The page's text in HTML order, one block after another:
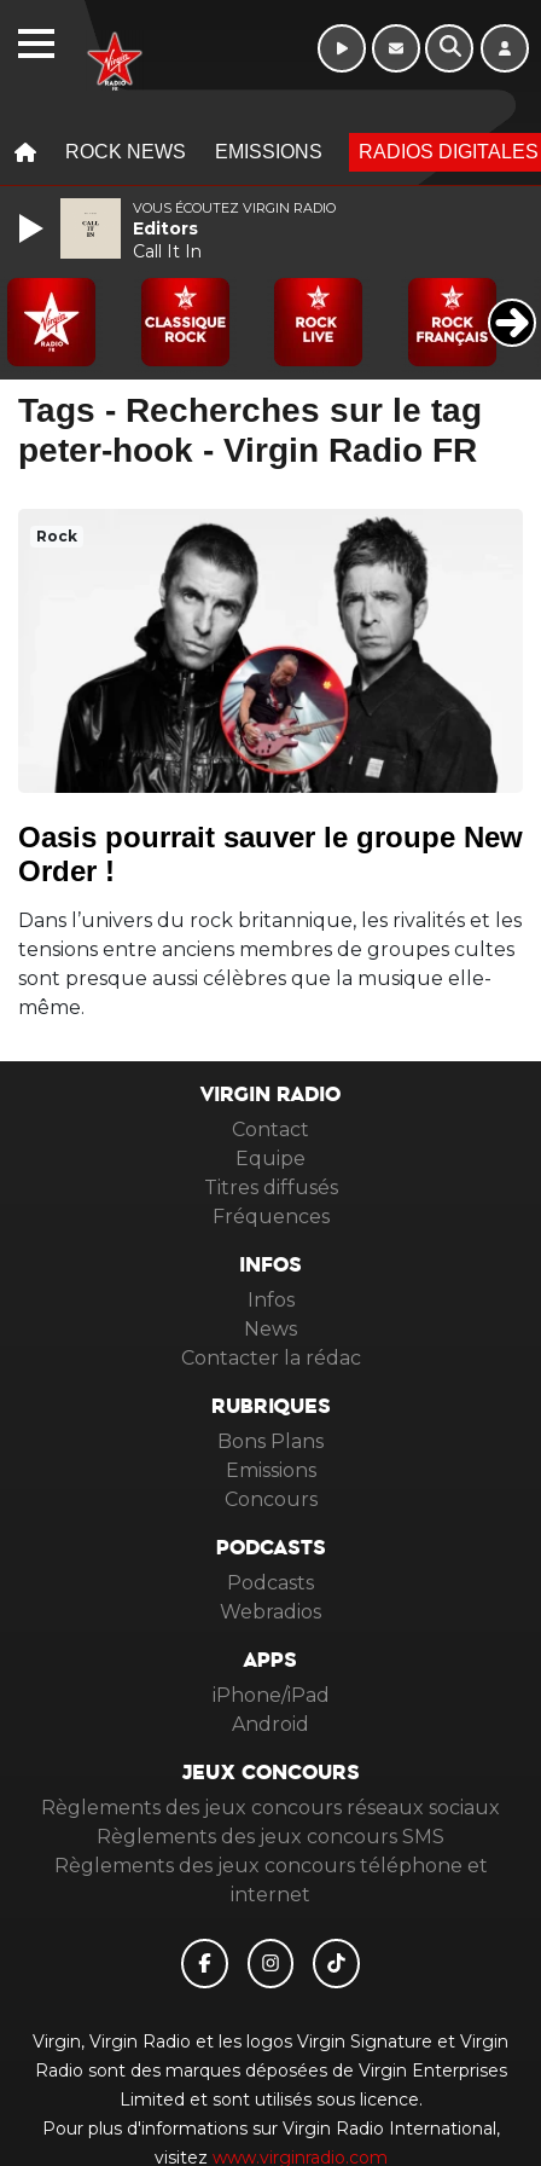
ROCK NEWS EMISSIONS RADIOS DIGITALES
Tags - Recherches sur le tag
peter-hook - Virgin Radio FR
Rock
Oasis pourrait sauver le groupe New
Order !
Dans l’univers du rock britannique, les rivalités et les
tensions entre anciens membres de groupes cultes
sont presque aussi célèbres que la musique elle-
même.
VIRGIN RADIO
Contact
Equipe
Titres diffusés
Fréquences
INFOS
Infos
News
Contacter la rédac
RUBRIQUES
Bons Plans
Emissions
Concours
PODCASTS
Podcasts
Webradios
APPS
iPhone/iPad
Android
JEUX CONCOURS
Règlements des jeux concours réseaux sociaux
Règlements des jeux concours SMS
Règlements des jeux concours téléphone et
internet
Virgin, Virgin Radio et les logos Virgin Signature et Virgin
Radio sont des marques déposées de Virgin Enterprises
Limited et sont utilisés sous licence.
Pour plus d'informations sur Virgin Radio International,
visitez www.virginradio.com
VOUS ÉCOUTEZ VIRGIN RADIO
Editors
Call It In
WEBRADIO